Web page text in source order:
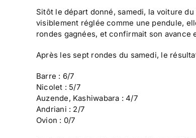
Sitôt le départ donné, samedi, la voiture
visiblement réglée comme une pendule,
rondes gagnées, et confirmait son avance
Après les sept rondes du samedi, le
Barre : 6/7
Nicolet : 5/7
Auzende, Kashiwabara : 4/7
Andriani : 2/7
Ovion : 0/7